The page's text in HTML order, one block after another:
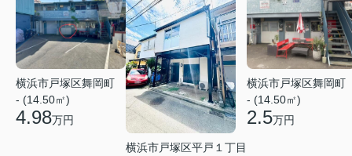
横浜市戸塚区舞岡町
- (14.50㎡)
4.98万円
横浜市戸塚区平戸１丁目
横浜市戸塚区舞岡町
- (14.50㎡)
2.5万円